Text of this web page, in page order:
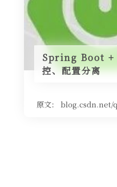
Spring Boot +
控、配置分离
原文： blog.csdn.net/